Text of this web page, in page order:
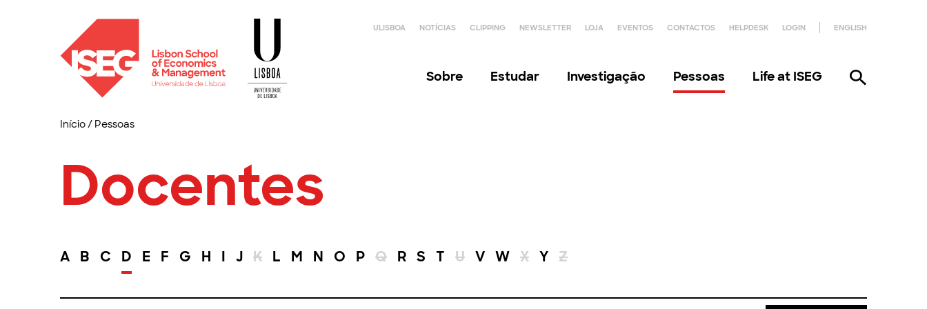
ULISBOA NOTÍCIAS CLIPPING NEWSLETTER LOJA EVENTOS CONTACTOS HELPDESK LOGIN ENGLISH
Sobre Estudar Investigação Pessoas Life at ISEG
Início/ Pessoas
Docentes
A B C D E F G H I J K L M N O P Q R S T U V W X Y Z